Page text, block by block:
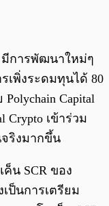
มีการพัฒนาใหม่ๆ
เพิ่งระดมทุนได้ 80
Capital
Crypto เข้าร่วม
จริงมากขึ้น
น SCR ของ
เป็นการเตรียม